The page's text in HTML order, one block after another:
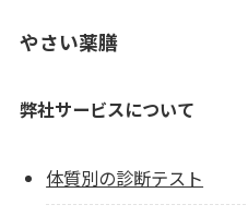
やさい薬膳
弊社サービスについて
体質別の診断テスト